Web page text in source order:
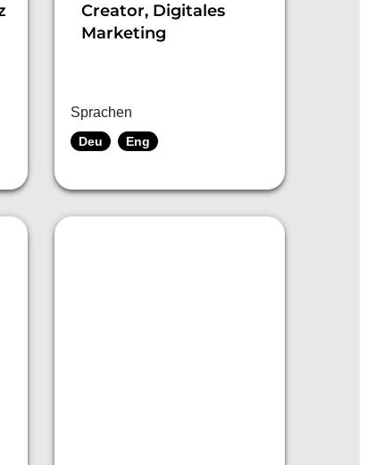
Creator, Digitales
Marketing
Sprachen
Deu Eng